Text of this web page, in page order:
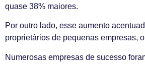
quase 38% maiores.
Por outro lado, esse aumento
proprietários de pequenas empresas,
Numerosas empresas de sucesso